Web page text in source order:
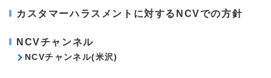
カスタマーハラスメントに対するNCVでの方針
NCVチャンネル
NCVチャンネル(米沢)